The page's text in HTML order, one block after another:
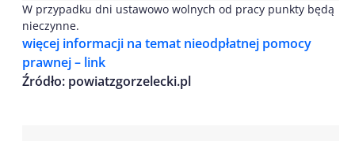
W przypadku dni ustawowo wolnych od pracy punkty będą
nieczynne.
więcej informacji na temat nieodpłatnej pomocy
prawnej – link
Źródło: powiatzgorzelecki.pl